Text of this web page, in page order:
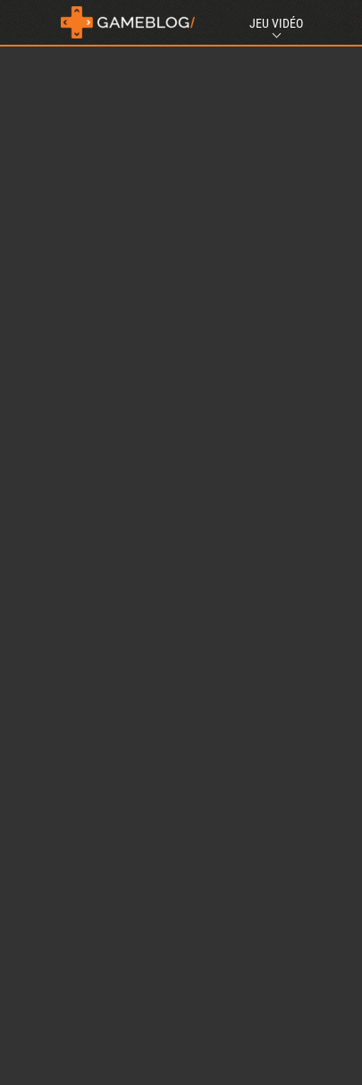
JEU VIDÉO